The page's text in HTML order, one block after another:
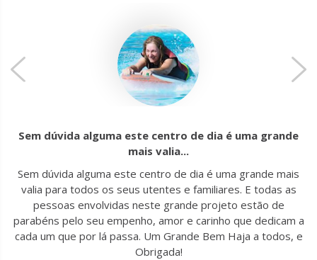
Sem dúvida alguma este centro de dia é uma grande
mais valia...
Sem dúvida alguma este centro de dia é uma grande mais
valia para todos os seus utentes e familiares. E todas as
pessoas envolvidas neste grande projeto estão de
parabéns pelo seu empenho, amor e carinho que dedicam a
cada um que por lá passa. Um Grande Bem Haja a todos, e
Obrigada!